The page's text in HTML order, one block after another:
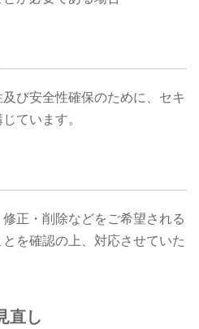
び安全性確保のために、セキ
ています。
正・削除などをご希望される
を確認の上、対応させていた
直し